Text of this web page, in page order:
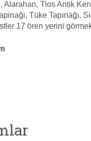
Tlos Antik
Tüke Tapınağı,
17 ören yerini